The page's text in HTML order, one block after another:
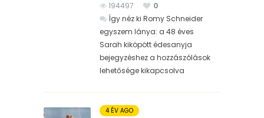
194497
0
Így néz ki Romy Schneider
egyszem lánya: a 48 éves
Sarah kiköpött édesanyja
bejegyzéshez a hozzászólások
lehetősége kikapcsolva
4 ÉV AGO